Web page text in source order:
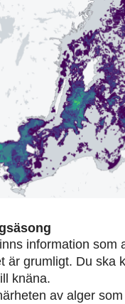
information som
är grumligt. Du ska
knäna.
av alger